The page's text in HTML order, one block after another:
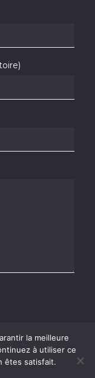
la meilleure
à utiliser ce
êtes satisfait.